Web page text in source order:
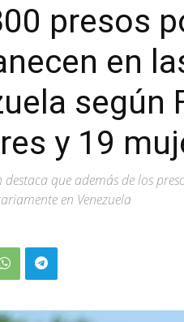
presos
en
según
y 19
que además de los
en Venezuela